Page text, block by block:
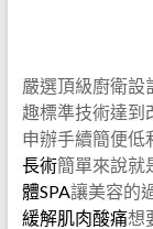
嚴選頂級廚衛設
趣標準技術達到
申辦手續簡便低
長術簡單來說就
體SPA讓美容的
緩解肌肉酸痛想